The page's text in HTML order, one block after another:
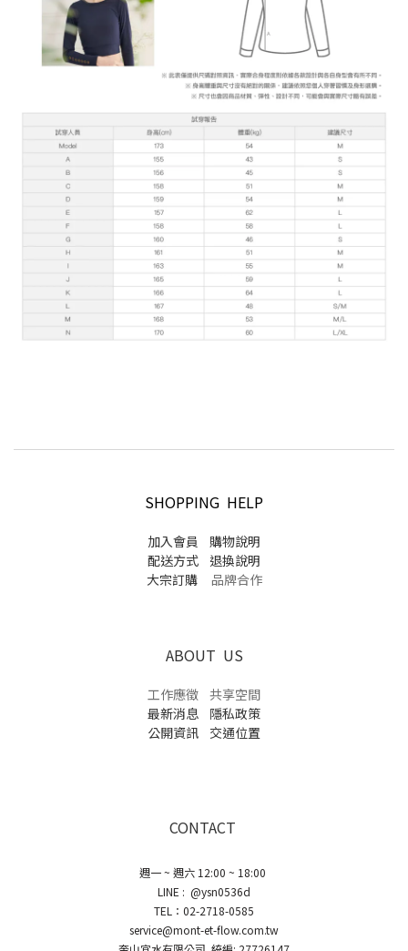
SHOPPING HELP
加入會員
購物說明
配送方式
退換說明
大宗訂購品牌合作
ABOUT US
工作應徵 共享空間
最新消息
隱私政策
公開資訊
交通位置
CONTACT
週一 ~ 週六 12:00 ~ 18:00
LINE : @ysn0536d
TEL：02-2718-0585
service@mont-et-flow.com.tw